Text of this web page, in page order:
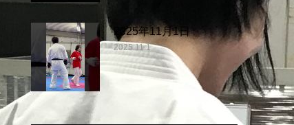
2025年11月1日
2025.11.1